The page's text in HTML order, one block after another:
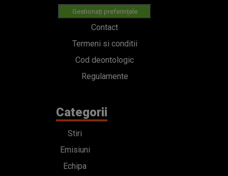
Gestionați preferințele
Contact
Termeni si conditii
Cod deontologic
Regulamente
Categorii
Stiri
Emisiuni
Echipa